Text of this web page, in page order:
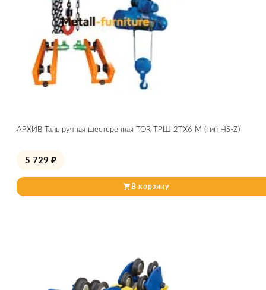
АРХИВ Таль ручная шестеренная TOR ТРШ 2ТХ6 М (тип HS-Z)
5 729 ₽
В корзину